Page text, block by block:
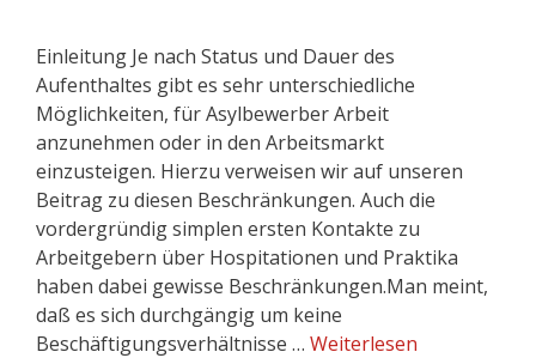
Einleitung Je nach Status und Dauer des
Aufenthaltes gibt es sehr unterschiedliche
Möglichkeiten, für Asylbewerber Arbeit
anzunehmen oder in den Arbeitsmarkt
einzusteigen. Hierzu verweisen wir auf unseren
Beitrag zu diesen Beschränkungen. Auch die
vordergründig simplen ersten Kontakte zu
Arbeitgebern über Hospitationen und Praktika
haben dabei gewisse Beschränkungen.Man meint,
daß es sich durchgängig um keine
Beschäftigungsverhältnisse … Weiterlesen